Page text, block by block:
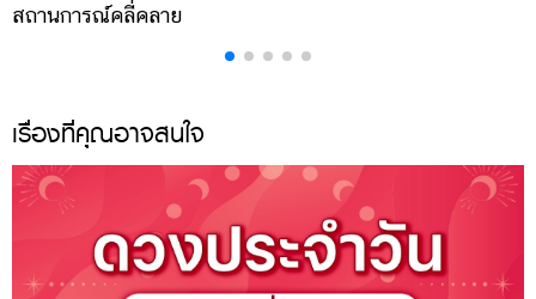
สถานการณ์คลี่คลาย
เรื่องที่คุณอาจสนใจ